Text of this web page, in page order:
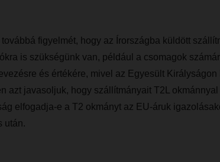
figyelmét, hogy az Írországba küldött
is szükségünk van, például a csomagok
és értékére, mivel az Egyesült
azt javasoljuk, hogy szállítmányait T2L
elfogadja-e a T2 okmányt az EU-áruk
után.